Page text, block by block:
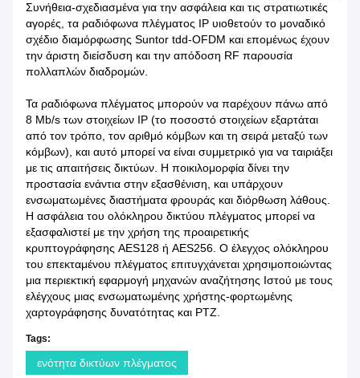
Συνήθεια-σχεδιασμένα για την ασφάλεια και τις στρατιωτικές
αγορές, τα ραδιόφωνα πλέγματος IP υιοθετούν το μοναδικό
σχέδιο διαμόρφωσης Suntor tdd-OFDM και επομένως έχουν
την άριστη διείσδυση και την απόδοση RF παρουσία
πολλαπλών διαδρομών.
Τα ραδιόφωνα πλέγματος μπορούν να παρέχουν πάνω από
8 Mb/s των στοιχείων IP (το ποσοστό στοιχείων εξαρτάται
από τον τρόπο, τον αριθμό κόμβων και τη σειρά μεταξύ των
κόμβων), και αυτό μπορεί να είναι συμμετρικό για να ταιριάξει
με τις απαιτήσεις δικτύων. Η ποικιλομορφία δίνει την
προστασία ενάντια στην εξασθένιση, και υπάρχουν
ενσωματωμένες διαστήματα φρουράς και διόρθωση λάθους.
Η ασφάλεια του ολόκληρου δικτύου πλέγματος μπορεί να
εξασφαλιστεί με την χρήση της προαιρετικής
κρυπτογράφησης AES128 ή AES256. Ο έλεγχος ολόκληρου
του επεκταμένου πλέγματος επιτυγχάνεται χρησιμοποιώντας
μια περιεκτική εφαρμογή μηχανών αναζήτησης Ιστού με τους
ελέγχους μιας ενσωματωμένης χρήστης-φορτωμένης
χαρτογράφησης δυνατότητας και PTZ.
Tags:
ενότητα δικτύων πλέγματος